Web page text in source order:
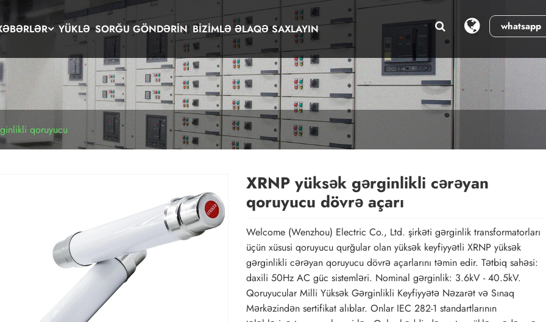
whatsapp
YÜKLƏ SORĞU GÖNDƏRIN BIZIMLƏ ƏLAQƏ SAXLAYIN
qoruyucu
XRNP yüksək gərginlikli cərəyan
qoruyucu dövrə açarı
Welcome (Wenzhou) Electric Co., Ltd. şirkəti gərginlik transformatorları
üçün xüsusi qoruyucu qurğular olan yüksək keyfiyyətli XRNP yüksək
gərginlikli cərəyan qoruyucu dövrə açarlarını təmin edir. Tətbiq sahəsi:
daxili 50Hz AC güc sistemləri. Nominal gərginlik: 3.6kV - 40.5kV.
Qoruyucular Milli Yüksək Gərginlikli Keyfiyyətə Nəzarət və Sınaq
Mərkəzindən sertifikat alıblar. Onlar IEC 282-1 standartlarının